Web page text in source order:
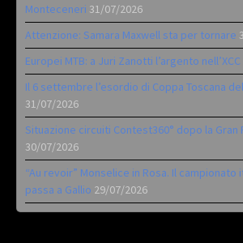
Monteceneri 31/07/2026
Attenzione: Samara Maxwell sta per tornare
Europei MTB: a Juri Zanotti l’argento nell’XCC
Il 6 settembre l’esordio di Coppa Toscana
31/07/2026
Situazione circuiti Contest360° dopo la Gran
30/07/2026
“Au revoir” Monselice in Rosa. Il campionato
passa a Gallio 29/07/2026